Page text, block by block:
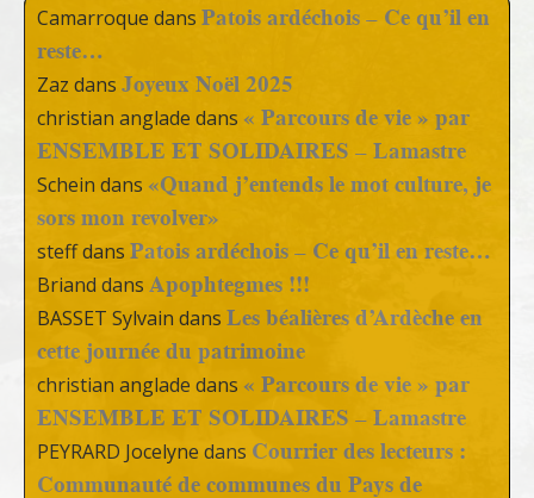
Camarroque dans Patois ardéchois – Ce qu’il en
reste…
Zaz dans Joyeux Noël 2025
christian anglade dans « Parcours de vie » par
ENSEMBLE ET SOLIDAIRES – Lamastre
Schein dans «Quand j’entends le mot culture, je
sors mon revolver»
steffdans Patois ardéchois – Ce qu’il en reste…
Briand dans Apophtegmes !!!
BASSET Sylvain dans Les béalières d’Ardèche en
cette journée du patrimoine
christian anglade dans « Parcours de vie » par
ENSEMBLE ET SOLIDAIRES – Lamastre
PEYRARD Jocelyne dans Courrier des lecteurs :
Communauté de communes du Pays de